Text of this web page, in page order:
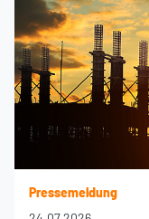
Pressemeldung